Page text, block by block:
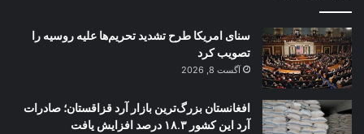
سنای امریکا طرح تشدید تحریم‌ها علیه روسیه را
تصویب کرد
آگست 8, 2026
افغانستان بزرگ‌ترین بازار آرد قزاقستان؛ صادرات
آرد این کشور ۱۸.۳ درصد افزایش یافت